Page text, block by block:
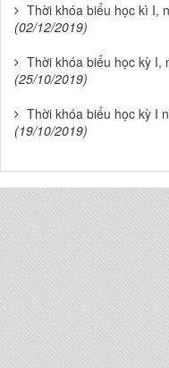
Thời khóa biểu học kì I,
(02/12/2019)
Thời khóa biểu học kỳ I,
(25/10/2019)
Thời khóa biểu học kỳ I
(19/10/2019)